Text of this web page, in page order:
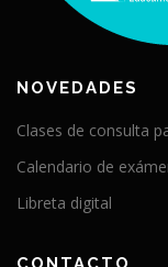
NOVEDADES
Clases de consulta
Calendario de
Libreta digital